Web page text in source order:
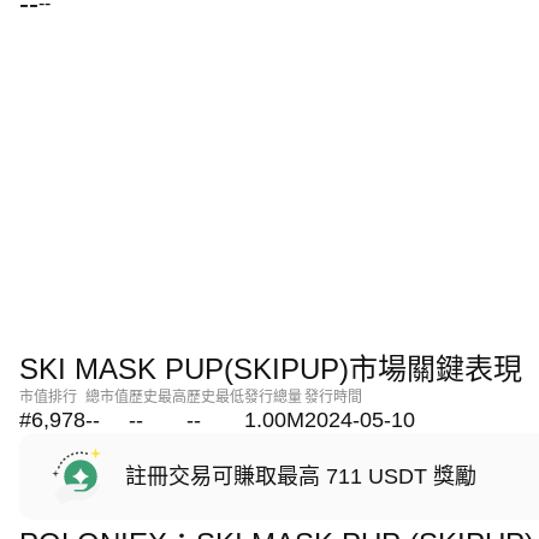
SKI MASK PUP(SKIPUP)市場關鍵表現
市值排行
#6,978
總市值
--
歷史最高
--
歷史最低
--
發行總量
1.00M
發行時間
2024-05-10
註冊交易可賺取最高 711 USDT 獎勵